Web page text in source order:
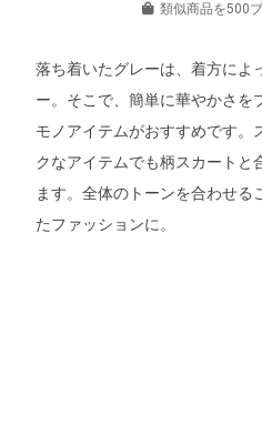
類似商品を500
落ち着いたグレーは、着方によ
ー。そこで、簡単に華やかさを
モノアイテムがおすすめです。
クなアイテムでも柄スカートと
ます。全体のトーンを合わせる
たファッションに。